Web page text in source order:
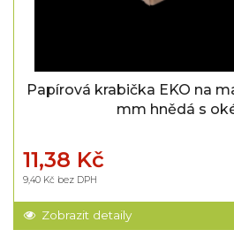
Papírová krabička EKO na
mm hnědá s
11,38 Kč
9,40 Kč bez DPH
Zobrazit detaily